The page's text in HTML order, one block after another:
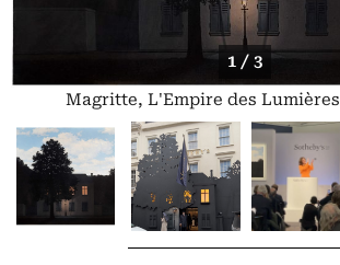
1 / 3
Magritte, L'Empire des Lumières